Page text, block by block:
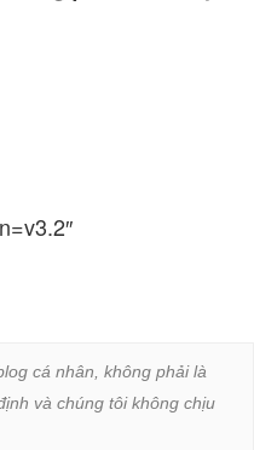
cá nhân, không phải là
và chúng tôi không chịu